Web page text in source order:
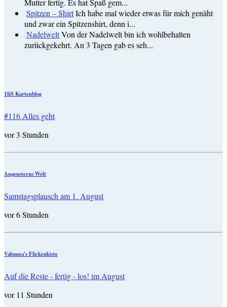
Mutter fertig. Es hat Spaß gem...
Spitzen – ShirtIch habe mal wieder etwas für mich genäht
und zwar ein Spitzenshirt, denn i...
NadelweltVon der Nadelwelt bin ich wohlbehalten
zurückgekehrt. An 3 Tagen gab es seh...
11iS Kartenblog
#116 Alles geht
vor 3 Stunden
Augensterns Welt
Samstagsplausch am 1. August
vor 6 Stunden
Valomea's Flickenkiste
Auf die Reste - fertig - los! im August
vor 11 Stunden